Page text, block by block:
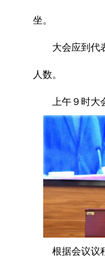
坐。
大会应到代
人数。
上午９时大
根据会议议